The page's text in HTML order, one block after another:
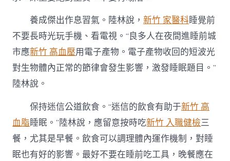
養成傑出作息習氣。陸林說，新竹 家醫科睡覺前
不要長時光玩手機、看電視。“良多人在夜間進睡前城
市應新竹 高血壓用電子產物。電子產物收回的短波光
對生物體內正常的節律會發生影響，激發睡眠題目。”
陸林說。
保持迷信公道飲食。“迷信的飲食有助于新竹 高
血脂睡眠。”陸林說，應留意按時吃新竹 入職健檢三
餐，尤其是早餐。飲食可以調理體內運作機制，對睡
眠也有好的影響。最好不要在睡前吃工具，晚餐應在